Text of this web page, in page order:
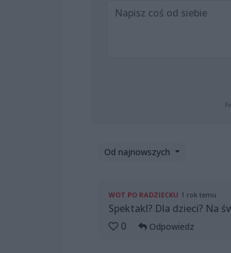
Od najnowszych
WOT PO RADZIECKU 1 rok temu
Spektakl? Dla dzieci? Na
0
Odpowiedz